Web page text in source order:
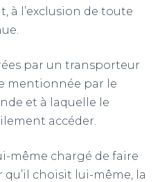
à l’exclusion de toute
par un transporteur
mentionnée par le
et à laquelle le
accéder.
même chargé de faire
choisit lui-même, la